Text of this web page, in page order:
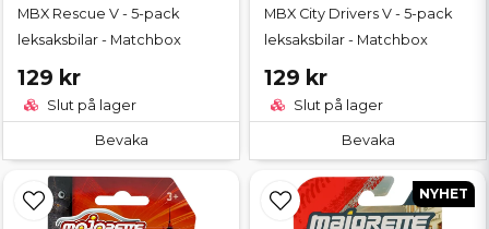
MBX Rescue V - 5-pack
leksaksbilar - Matchbox
129 kr
Slut på lager
Bevaka
MBX City Drivers V - 5-pack
leksaksbilar - Matchbox
129 kr
Slut på lager
Bevaka
NYHET